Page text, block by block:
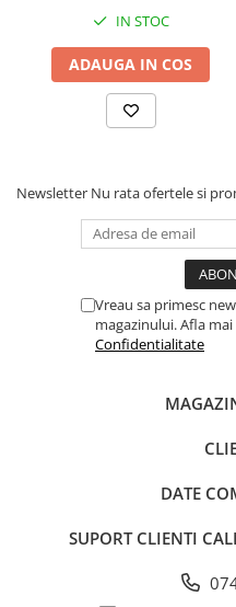
Seturi de constructie
Utilaje constructie de jucarie
Hrana bebelusi
Articole hranire bebelusi
Carti pentru copii
Atlase si enciclopedii pentru
Carti pentru Bebelusi
Balansoare copii
Colaci, ochelari si accesorii
Jucarii pentru plaja si nisip
IN STOC
ADAUGA IN COS
Newsletter Nu rata ofertele si
Vreau sa primesc
magazinului. Afla
Confidentialitate
DATE
SUPORT CLIENTI